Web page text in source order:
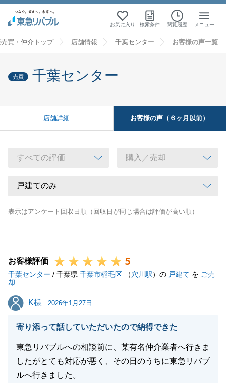
お気に入り 検索条件 閲覧履歴 メニュー
買・仲介トップ 店舗情報 千葉センター お客様の声一覧
売買 千葉センター
店舗詳細 お客様の声（６ヶ月以前）
表示はアンケート回収日順（回収日が同じ場合は評価が高い順）
お客様評価 5
千葉センター / 千葉県 千葉市稲毛区 （穴川駅）の 戸建て を ご売
却
K様
K様 2026年1月27日
寄り添って話していただいたので納得できた
東急リバブルへの相談前に、某有名仲介業者へ行きま
したがとても対応が悪く、その日のうちに東急リバブ
ルへ行きました。